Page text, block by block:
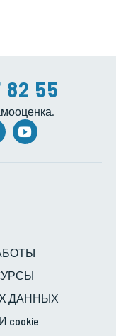
82 55
ДАННЫХ